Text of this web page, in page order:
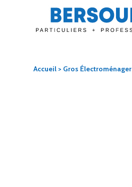
Accueil > Gros Électroménager